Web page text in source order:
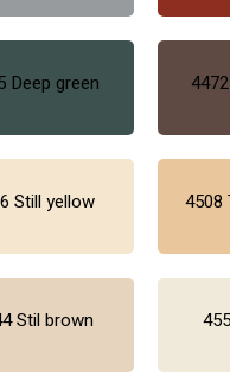
Deep green
Still yellow 4508
Stil brown